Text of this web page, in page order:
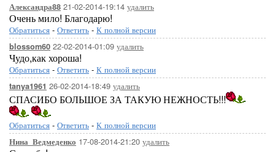
Александра88 21-02-2014-19:14 удалить
Очень мило! Благодарю!
Обратиться - Ответить - К полной версии
blossom60 22-02-2014-01:09 удалить
Чудо,как хороша!
Обратиться - Ответить - К полной версии
tanya1961 26-02-2014-18:49 удалить
СПАСИБО БОЛЬШОЕ ЗА ТАКУЮ НЕЖНОСТЬ!!!
Обратиться - Ответить - К полной версии
Нина_Ведмеденко 17-08-2014-21:20 удалить